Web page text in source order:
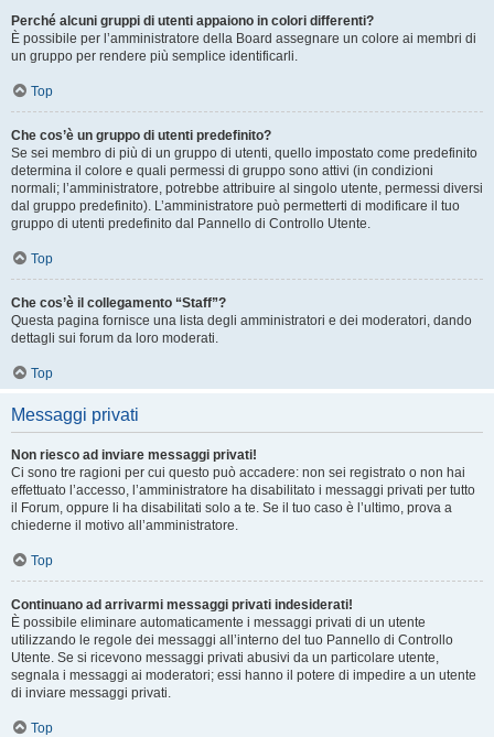
Perché alcuni gruppi di utenti appaiono in colori differenti?
È possibile per l’amministratore della Board assegnare un colore ai membri di
un gruppo per rendere più semplice identificarli.
Top
Che cos’è un gruppo di utenti predefinito?
Se sei membro di più di un gruppo di utenti, quello impostato come predefinito
determina il colore e quali permessi di gruppo sono attivi (in condizioni
normali; l’amministratore, potrebbe attribuire al singolo utente, permessi diversi
dal gruppo predefinito). L’amministratore può permetterti di modificare il tuo
gruppo di utenti predefinito dal Pannello di Controllo Utente.
Top
Che cos’è il collegamento “Staff”?
Questa pagina fornisce una lista degli amministratori e dei moderatori, dando
dettagli sui forum da loro moderati.
Top
Messaggi privati
Non riesco ad inviare messaggi privati!
Ci sono tre ragioni per cui questo può accadere: non sei registrato o non hai
effettuato l’accesso, l’amministratore ha disabilitato i messaggi privati per tutto
il Forum, oppure li ha disabilitati solo a te. Se il tuo caso è l’ultimo, prova a
chiederne il motivo all’amministratore.
Top
Continuano ad arrivarmi messaggi privati indesiderati!
È possibile eliminare automaticamente i messaggi privati ​​di un utente
utilizzando le regole dei messaggi all’interno del tuo Pannello di Controllo
Utente. Se si ricevono messaggi privati ​​abusivi da un particolare utente,
segnala i messaggi ai moderatori; essi hanno il potere di impedire a un utente
di inviare messaggi privati​​.
Top